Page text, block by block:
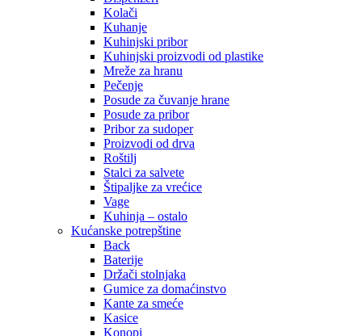
Kolači
Kuhanje
Kuhinjski pribor
Kuhinjski proizvodi od plastike
Mreže za hranu
Pečenje
Posude za čuvanje hrane
Posude za pribor
Pribor za sudoper
Proizvodi od drva
Roštilj
Stalci za salvete
Štipaljke za vrećice
Vage
Kuhinja – ostalo
Kućanske potrepštine
Back
Baterije
Držači stolnjaka
Gumice za domaćinstvo
Kante za smeće
Kasice
Konopi